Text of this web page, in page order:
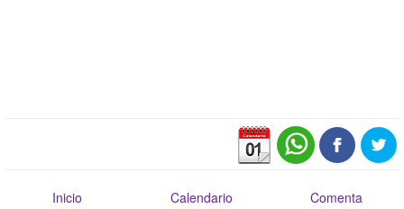
Inicio Calendario Comenta